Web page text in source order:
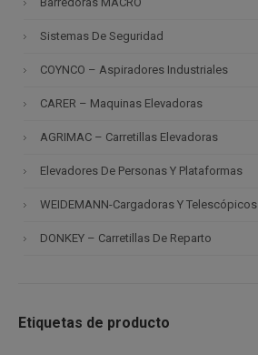
Sistemas De Seguridad
COYNCO – Aspiradores Industriales
CARER – Maquinas Elevadoras
AGRIMAC – Carretillas Elevadoras
Elevadores De Personas Y Plataformas
WEIDEMANN-Cargadoras Y Telescópicos
DONKEY – Carretillas De Reparto
Etiquetas de producto